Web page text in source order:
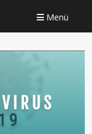
Menü